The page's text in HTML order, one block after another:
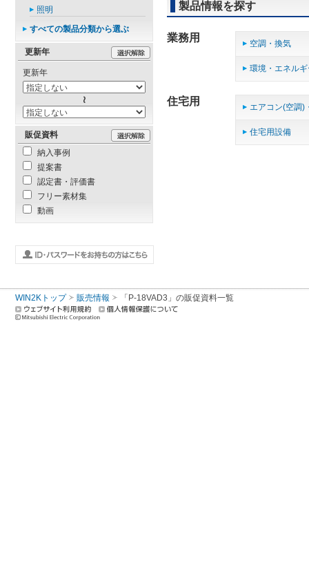
製品情報を探す
業務用 空調・換気
環境・エネル
住宅用 エアコン(空調)
住宅用設備
照明
すべての製品分類から選ぶ
更新年
更新年
販促資料
納入事例
提案書
認定書・評価書
フリー素材集
動画
WIN2Kトップ 販売情報 「P-18VAD3」の販促資料一覧